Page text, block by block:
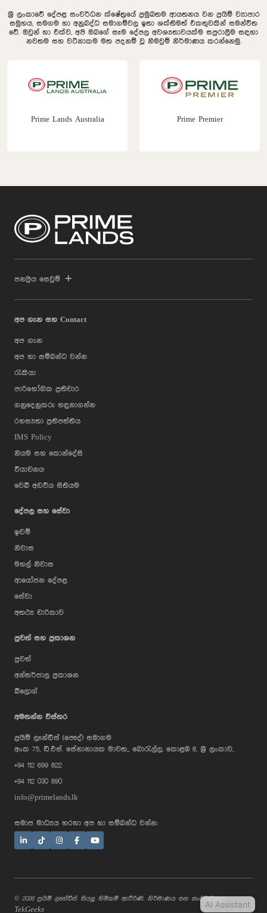
ශ්‍රී ලංකාවේ දේපළ සංවර්ධන ක්ෂේත්‍රයේ ප්‍රමුඛතම ආයතනය වන ප්‍රයිම් ව්‍යාපාර
සමුහය, සමගම හා අනුබද්ධ සමාගම්වල ඉතා ශක්තිමත් එකතුවකින් සමන්විත
වේ. ඔවුන් හා එක්ව, අපි ඔබගේ සෑම දේපල අවශ්‍යතාවයක්ම සපුරාලීම සඳහා
නවතම සහ වටිනාකම මත පදනම් වූ නිමවුම් නිර්මාණය කරන්නෙමු.
Prime Lands Australia Prime Premier
ජනප්‍රිය සෙවුම්
අප ගැන සහ Contact
අප ගැන
අප හා සම්බන්ධ වන්න
රැකියා
පාරිභෝගික ප්‍රතිචාර
ගනුදෙනුකරු හඳුනාගන්න
රහස්‍යතා ප්‍රතිපත්තිය
IMS Policy
නියම සහ කොන්දේසි
වියාචනය
වෙබ් අඩවිය සිතියම
දේපල සහ සේවා
ඉඩම්
නිවාස
මහල් නිවාස
ආයෝජන දේපළ
සේවා
අතථ්‍ය චාරිකාව
පුවත් සහ ප්‍රකාශන
පුවත්
අන්තර්ජාල ප්‍රකාශන
බ්ලොග්
අමතන්න විස්තර
ප්‍රයිම් ලෑන්ඩ්ස් (පෞද්) සමාගම
අංක 75, ඩී.එස්. සේනානායක මාවත,, බොරැල්ල, කොළඹ 8, ශ්‍රී ලංකාව,
+94 112 699 822
+94 112 030 890
info@primelands.lk
සමාජ මාධ්‍යය හරහා අප හා සම්බන්ධ වන්න:
© 2026 ප්‍රයිම් ලෑන්ඩ්ස්. සියලු හිමිකම් ඇවිරිණි. නිර්මාණය සහ සංවර්ධනය
TekGeeks
AI Assistant
Hi, I'm Prime Bee, Your AI